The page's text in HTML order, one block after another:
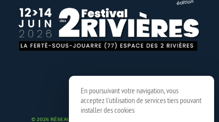
© 2026 RÉSEAU SPEDIDAM
En poursuivant votre navigation, vous
acceptez l'utilisation de services tiers pouvant
installer des cookies